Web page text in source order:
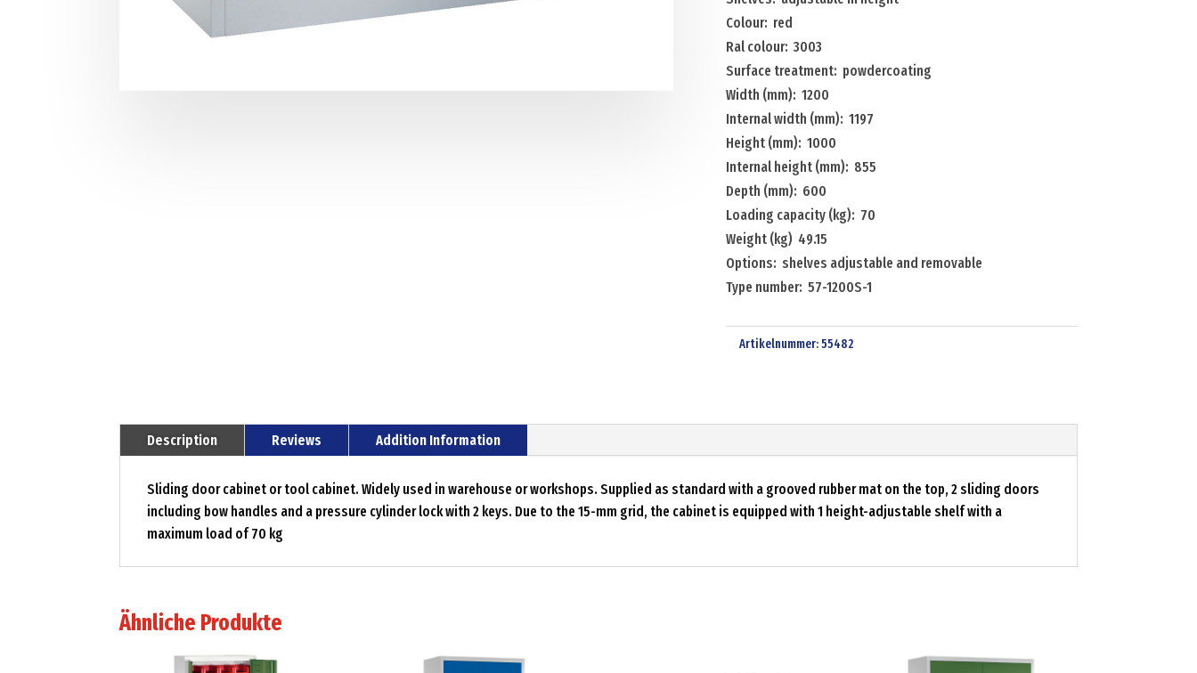
1
floor
Menge
Colour: red
Ral colour: 3003
Surface treatment: powdercoating
Width (mm): 1200
Internal width (mm): 1197
Height (mm): 1000
Internal height (mm): 855
Depth (mm): 600
Loading capacity (kg): 70
Weight (kg) 49.15
Options: shelves adjustable and removable
Type number: 57-1200S-1
Artikelnummer:55482
Description Reviews Addition Information
Sliding door cabinet or tool cabinet. Widely used in warehouse or workshops. Supplied as standard with a grooved rubber mat on the top, 2 sliding doors
including bow handles and a pressure cylinder lock with 2 keys. Due to the 15-mm grid, the cabinet is equipped with 1 height-adjustable shelf with a
maximum load of 70 kg
Ähnliche Produkte